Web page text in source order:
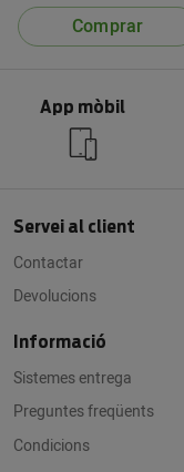
Comprar
App mòbil
Servei al client
Contactar
Devolucions
Informació
Sistemes entrega
Preguntes freqüents
Condicions